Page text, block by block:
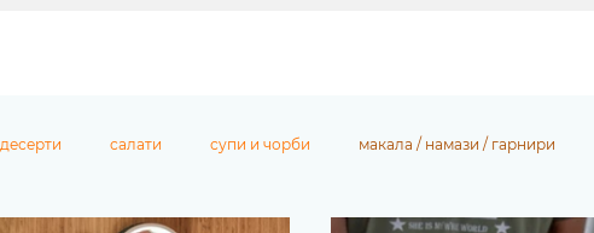
десерти салати супи и чорби макала / намази / гарнири